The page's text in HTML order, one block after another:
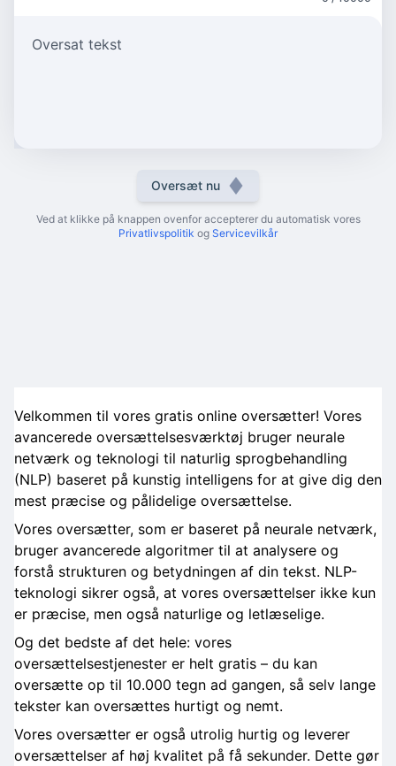
Oversat tekst
Oversæt nu
Ved at klikke på knappen ovenfor accepterer du automatisk vores
Privatlivspolitik og Servicevilkår
Velkommen til vores gratis online oversætter! Vores
avancerede oversættelsesværktøj bruger neurale
netværk og teknologi til naturlig sprogbehandling
(NLP) baseret på kunstig intelligens for at give dig den
mest præcise og pålidelige oversættelse.
Vores oversætter, som er baseret på neurale netværk,
bruger avancerede algoritmer til at analysere og
forstå strukturen og betydningen af din tekst. NLP-
teknologi sikrer også, at vores oversættelser ikke kun
er præcise, men også naturlige og letlæselige.
Og det bedste af det hele: vores
oversættelsestjenester er helt gratis – du kan
oversætte op til 10.000 tegn ad gangen, så selv lange
tekster kan oversættes hurtigt og nemt.
Vores oversætter er også utrolig hurtig og leverer
oversættelser af høj kvalitet på få sekunder. Dette gør